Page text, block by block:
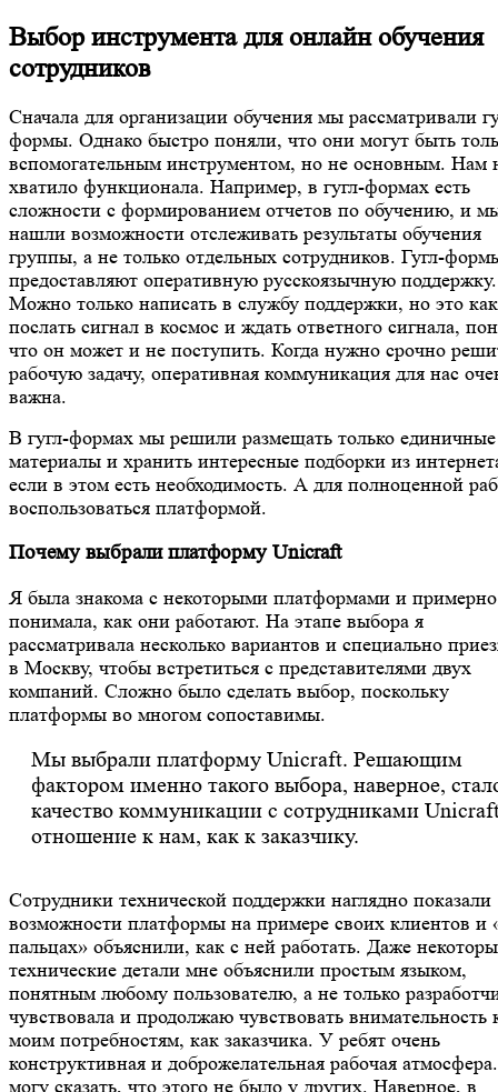
Выбор инструмента для онлайн обучения
сотрудников
Сначала для организации обучения мы рассматривали
формы. Однако быстро поняли, что они могут быть
вспомогательным инструментом, но не основным. Нам
хватило функционала. Например, в гугл-формах есть
сложности с формированием отчетов по обучению, и
нашли возможности отслеживать результаты обучения
группы, а не только отдельных сотрудников. Гугл-
предоставляют оперативную русскоязычную поддержку.
Можно только написать в службу поддержки, но это как
послать сигнал в космос и ждать ответного сигнала,
что он может и не поступить. Когда нужно срочно
рабочую задачу, оперативная коммуникация для нас
важна.
В гугл-формах мы решили размещать только единичные
материалы и хранить интересные подборки из
если в этом есть необходимость. А для полноценной
воспользоваться платформой.
Почему выбрали платформу Unicraft
Я была знакома с некоторыми платформами и примерно
понимала, как они работают. На этапе выбора я
рассматривала несколько вариантов и специально
в Москву, чтобы встретиться с представителями двух
компаний. Сложно было сделать выбор, поскольку
платформы во многом сопоставимы.
Мы выбрали платформу Unicraft. Решающим
фактором именно такого выбора, наверное,
качество коммуникации с сотрудниками
отношение к нам, как к заказчику.
Сотрудники технической поддержки наглядно показали
возможности платформы на примере своих клиентов и
пальцах» объяснили, как с ней работать. Даже
технические детали мне объяснили простым языком,
понятным любому пользователю, а не только
чувствовала и продолжаю чувствовать внимательность
моим потребностям, как заказчика. У ребят очень
конструктивная и доброжелательная рабочая
могу сказать, что этого не было у других. Наверное, в